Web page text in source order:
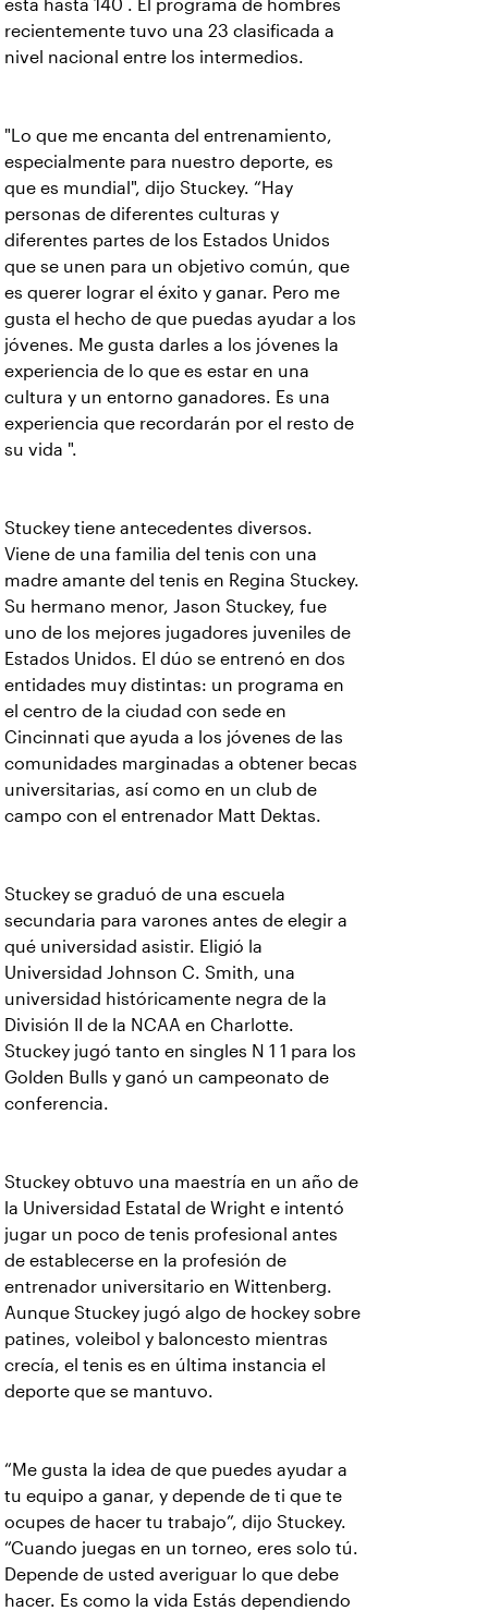
está hasta 140 . El programa de hombres
recientemente tuvo una 23 clasificada a
nivel nacional entre los intermedios.
"Lo que me encanta del entrenamiento,
especialmente para nuestro deporte, es
que es mundial", dijo Stuckey. “Hay
personas de diferentes culturas y
diferentes partes de los Estados Unidos
que se unen para un objetivo común, que
es querer lograr el éxito y ganar. Pero me
gusta el hecho de que puedas ayudar a los
jóvenes. Me gusta darles a los jóvenes la
experiencia de lo que es estar en una
cultura y un entorno ganadores. Es una
experiencia que recordarán por el resto de
su vida ".
Stuckey tiene antecedentes diversos.
Viene de una familia del tenis con una
madre amante del tenis en Regina Stuckey.
Su hermano menor, Jason Stuckey, fue
uno de los mejores jugadores juveniles de
Estados Unidos. El dúo se entrenó en dos
entidades muy distintas: un programa en
el centro de la ciudad con sede en
Cincinnati que ayuda a los jóvenes de las
comunidades marginadas a obtener becas
universitarias, así como en un club de
campo con el entrenador Matt Dektas.
Stuckey se graduó de una escuela
secundaria para varones antes de elegir a
qué universidad asistir. Eligió la
Universidad Johnson C. Smith, una
universidad históricamente negra de la
División II de la NCAA en Charlotte.
Stuckey jugó tanto en singles N 1 1 para los
Golden Bulls y ganó un campeonato de
conferencia.
Stuckey obtuvo una maestría en un año de
la Universidad Estatal de Wright e intentó
jugar un poco de tenis profesional antes
de establecerse en la profesión de
entrenador universitario en Wittenberg.
Aunque Stuckey jugó algo de hockey sobre
patines, voleibol y baloncesto mientras
crecía, el tenis es en última instancia el
deporte que se mantuvo.
“Me gusta la idea de que puedes ayudar a
tu equipo a ganar, y depende de ti que te
ocupes de hacer tu trabajo”, dijo Stuckey.
“Cuando juegas en un torneo, eres solo tú.
Depende de usted averiguar lo que debe
hacer. Es como la vida Estás dependiendo